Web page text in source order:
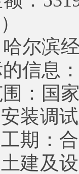
尔滨
信息
：国
装调
期：
建及